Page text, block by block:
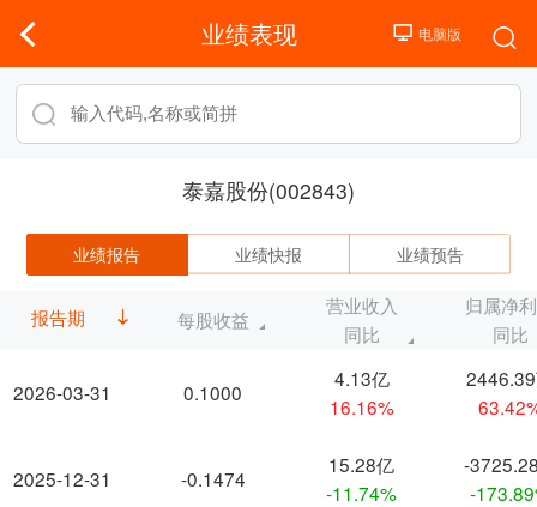
业绩表现
泰嘉股份(002843)
业绩报告 业绩快报 业绩预告
报告期
2026-03-31
2025-12-31
每股收益
营业收入
同比
归属净
同比
0.1000
4.13亿
16.16%
-0.1474
15.28亿
-11.74%
-
-